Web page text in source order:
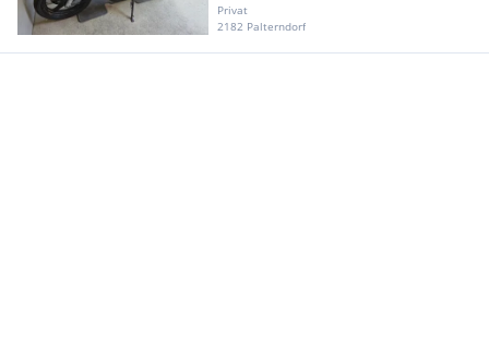
Privat
2182 Palterndorf